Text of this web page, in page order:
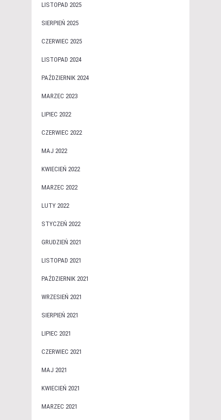
LISTOPAD 2025
SIERPIEŃ 2025
CZERWIEC 2025
LISTOPAD 2024
PAŹDZIERNIK 2024
MARZEC 2023
LIPIEC 2022
CZERWIEC 2022
MAJ 2022
KWIECIEŃ 2022
MARZEC 2022
LUTY 2022
STYCZEŃ 2022
GRUDZIEŃ 2021
LISTOPAD 2021
PAŹDZIERNIK 2021
WRZESIEŃ 2021
SIERPIEŃ 2021
LIPIEC 2021
CZERWIEC 2021
MAJ 2021
KWIECIEŃ 2021
MARZEC 2021